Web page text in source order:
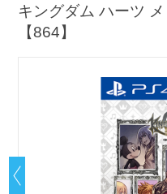
キングダム ハーツ
【864】